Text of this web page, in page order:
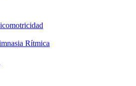
Rítmica